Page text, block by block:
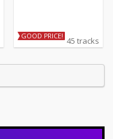
GOOD PRICE! 45 tracks